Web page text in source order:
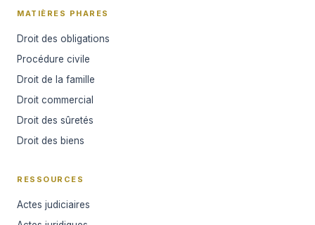
MATIÈRES PHARES
Droit des obligations
Procédure civile
Droit de la famille
Droit commercial
Droit des sûretés
Droit des biens
RESSOURCES
Actes judiciaires